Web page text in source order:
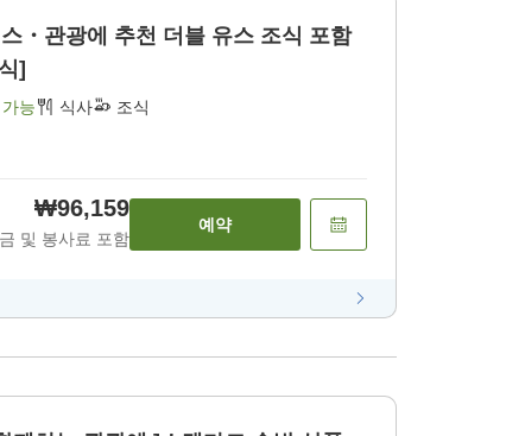
천 더블 유스 조식 포함
]
능 식사 조식
₩96,159
및 봉사료 포함
예약